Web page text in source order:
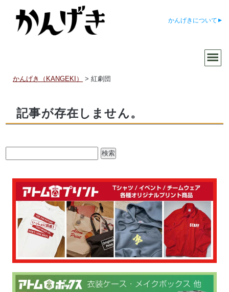
かんげきについて
かんげき（KANGEKI） >紅劇団
記事が存在しません。